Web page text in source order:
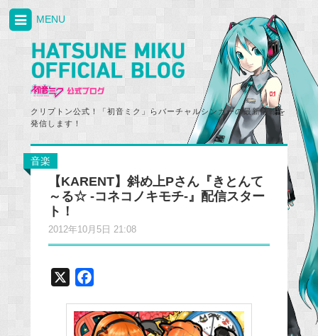
クリプトン公式！「初音ミク」らバーチャルシンガーの最新情報を
発信します！
MENU
音楽
【KARENT】斜め上Pさん『きとんて
～る☆ -コネコノキモチ-』配信スター
ト！
2012年10月5日 21:08
c
e